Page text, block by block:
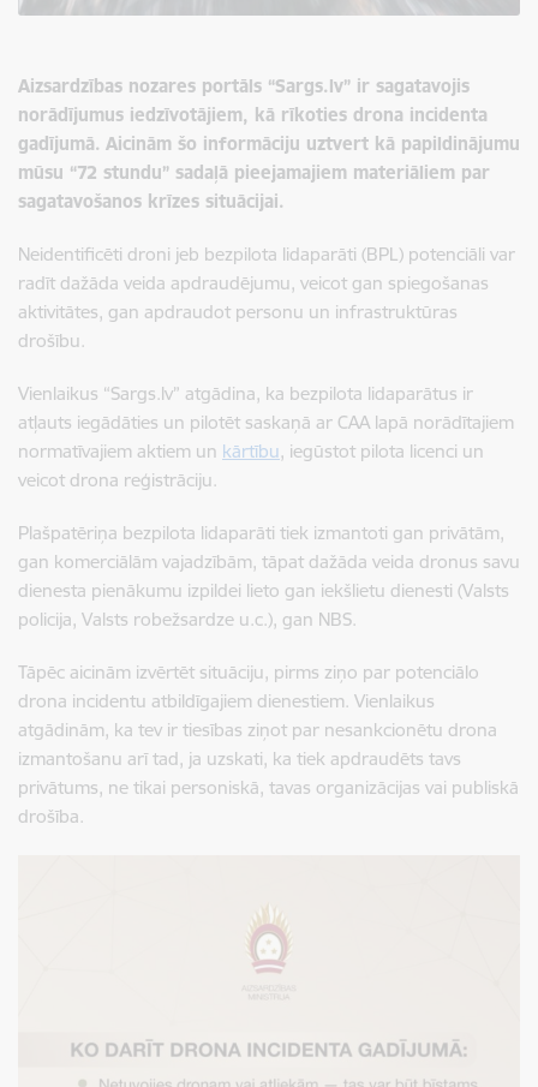
Aizsardzības nozares portāls “Sargs.lv” ir sagatavojis
norādījumus iedzīvotājiem, kā rīkoties drona incidenta
gadījumā. Aicinām šo informāciju uztvert kā papildinājumu
mūsu “72 stundu” sadaļā pieejamajiem materiāliem par
sagatavošanos krīzes situācijai.
Neidentificēti droni jeb bezpilota lidaparāti (BPL) potenciāli var
radīt dažāda veida apdraudējumu, veicot gan spiegošanas
aktivitātes, gan apdraudot personu un infrastruktūras
drošību.
Vienlaikus “Sargs.lv” atgādina, ka bezpilota lidaparātus ir
atļauts iegādāties un pilotēt saskaņā ar CAA lapā norādītajiem
normatīvajiem aktiem un kārtību, iegūstot pilota licenci un
veicot drona reģistrāciju.
Plašpatēriņa bezpilota lidaparāti tiek izmantoti gan privātām,
gan komerciālām vajadzībām, tāpat dažāda veida dronus savu
dienesta pienākumu izpildei lieto gan iekšlietu dienesti (Valsts
policija, Valsts robežsardze u.c.), gan NBS.
Tāpēc aicinām izvērtēt situāciju, pirms ziņo par potenciālo
drona incidentu atbildīgajiem dienestiem. Vienlaikus
atgādinām, ka tev ir tiesības ziņot par nesankcionētu drona
izmantošanu arī tad, ja uzskati, ka tiek apdraudēts tavs
privātums, ne tikai personiskā, tavas organizācijas vai publiskā
drošība.